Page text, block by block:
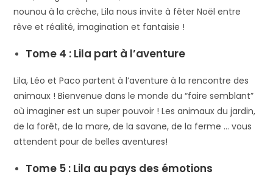
nounou à la crèche, Lilanous invite à fêter Noël entre
rêve et réalité, imagination et fantaisie !
Tome 4 : Lila part à l’aventure
Lila, Léo et Paco partent à l’aventure à la rencontre des
animaux ! Bienvenue dans le monde du “faire semblant”
où imaginer est un super pouvoir ! Les animaux du jardin,
de la forêt, de la mare, de la savane, de la ferme … vous
attendent pour de belles aventures!
Tome 5 : Lila au pays des émotions